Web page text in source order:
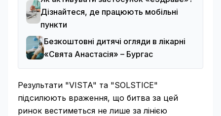
Дізнайтеся, де працюють мобільні
пункти
Безкоштовні дитячі огляди в лікарні
«Свята Анастасія» – Бургас
Результати "VISTA" та "SOLSTICE"
підсилюють враження, що битва за цей
ринок вестиметься не лише за лінією